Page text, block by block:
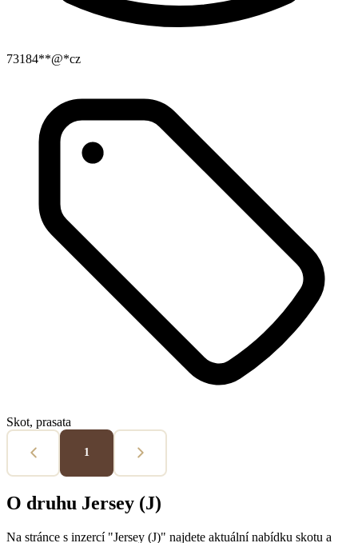
73184**@*cz
Skot, prasata
1
O druhu Jersey (J)
Na stránce s inzercí "Jersey (J)" najdete aktuální nabídku skotu a